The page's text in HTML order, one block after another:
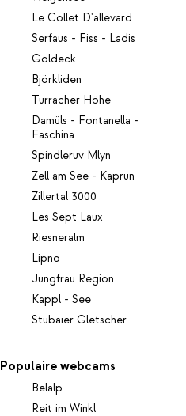
Le Collet D'allevard
Serfaus - Fiss - Ladis
Goldeck
Björkliden
Turracher Höhe
Damüls - Fontanella -
Faschina
Spindleruv Mlyn
Zell am See - Kaprun
Zillertal 3000
Les Sept Laux
Riesneralm
Lipno
Jungfrau Region
Kappl - See
Stubaier Gletscher
Populaire webcams
Belalp
Reit im Winkl